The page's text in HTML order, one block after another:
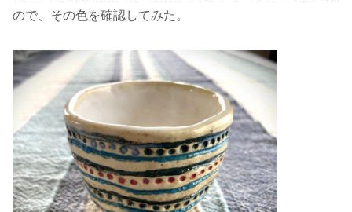
ので、その色を確認してみた。